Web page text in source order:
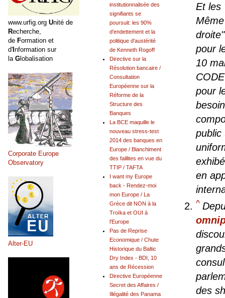
Et les
droite
pour
10
pour
public
en
^
des
institutionnalisée des
signifiants se
poursuit: les 90%
d'endettement et la
politique d'austérité
de Kenneth Rogoff
Directive sur la
Résolution bancaire /
Consultation
Européenne sur la
Réforme de la
Structure des
Banques
La BCE maquille le
nouveau stress-test
2014 des banques en
Europe / Blanchiment
des faillites en vue du
TTIP / TAFTA
I want my Europe
back - Rendez-moi
mon Europe / La
Grèce dit NON à la
Troïka et OUI à
l'Europe
Pas de Reprise
Economique / Chute
Historique du Baltic
Dry Index - BDI, 10
ans de Récession
Directive Européenne
Secret des Affaires /
Illégalité des Panama
www.urfig.org Unité de
Recherche,
de Formation et
d'Information sur
la Globalisation
Corporate Europe
Observatory
Alter-EU